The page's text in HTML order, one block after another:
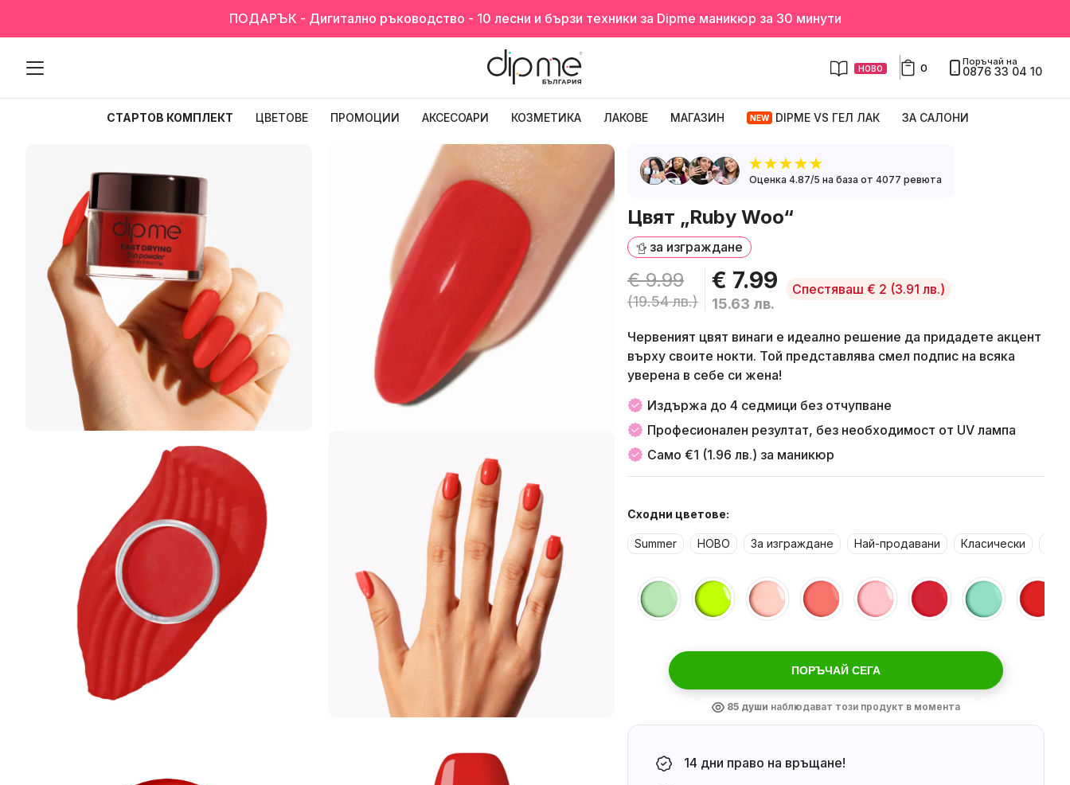
ПОДАРЪК - Дигитално ръководство - 10 лесни и бързи техники за Dipme маникюр за 30 минути
НОВО 0 Поръчай на
0876 33 04 10
СТАРТОВ КОМПЛЕКТ ЦВЕТОВЕ ПРОМОЦИИ АКСЕСОАРИ КОЗМЕТИКА ЛАКОВЕ МАГАЗИН NEW DIPME VS ГЕЛ ЛАК ЗА САЛОНИ
Оценка 4.87/5 на база от 4077 ревюта
Цвят „Ruby Woo“
за изграждане
€ 9.99
(19.54 лв.)
€ 7.99
15.63 лв.
Спестяваш € 2 (3.91 лв.)
Червеният цвят винаги е идеално решение да придадете акцент
върху своите нокти. Той представлява смел подпис на всяка
уверена в себе си жена!
Издържа до 4 седмици без отчупване
Професионален резултат, без необходимост от UV лампа
Само €1 (1.96 лв.) за маникюр
Сходни цветове:
Summer НОВО За изграждане Най-продавани Класически
ПОРЪЧАЙ СЕГА
85 души наблюдават този продукт в момента
14 дни право на връщане!